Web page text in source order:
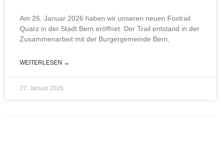
Am 26. Januar 2026 haben wir unseren neuen Foxtrail
Quarz in der Stadt Bern eröffnet. Der Trail entstand in der
Zusammenarbeit mit der Burgergemeinde Bern,
WEITERLESEN →
27. Januar 2026